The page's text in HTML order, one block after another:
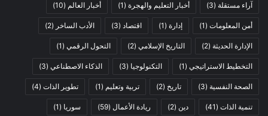
آراء مستقلة (3) أخبار التعليم والهجرة (1) أخبار العالم (10)
أمن المعلومات (1) إدارة (1) اقتصاد (3) الأدب الساخر (2)
الإدارة الحديثة (2) التاريخ الإسلامي (2) التحول الرقمي (1)
التخطيط الاستراتيجي (1) التكنولوجيا (3) الذكاء الاصطناعي (3)
الصحة النفسية (3) تاريخ (2) تربية وتعليم (1) تطوير الذات (4)
تنمية الذات (41) دين (2) ريادة الأعمال (59) سوريا (1)